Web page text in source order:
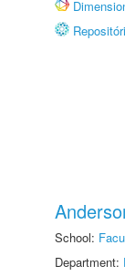
School:
Department: